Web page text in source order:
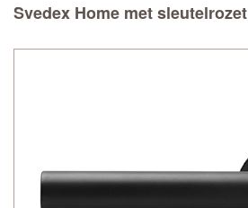
Svedex Home met sleutelrozet